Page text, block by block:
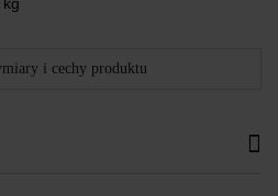
i cechy produktu